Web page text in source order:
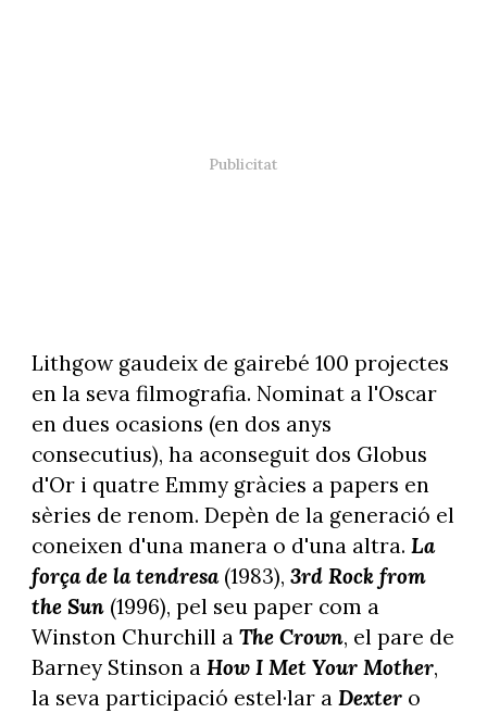
Lithgow gaudeix de gairebé 100 projectes
en la seva filmografia. Nominat a l'Oscar
en dues ocasions (en dos anys
consecutius), ha aconseguit dos Globus
d'Or i quatre Emmy gràcies a papers en
sèries de renom. Depèn de la generació el
coneixen d'una manera o d'una altra. La
força de la tendresa(1983), 3rd Rock from
the Sun(1996), pel seu paper com a
Winston Churchill a The Crown, el pare de
Barney Stinson a How I Met Your Mother,
la seva participació estel·lar a Dextero